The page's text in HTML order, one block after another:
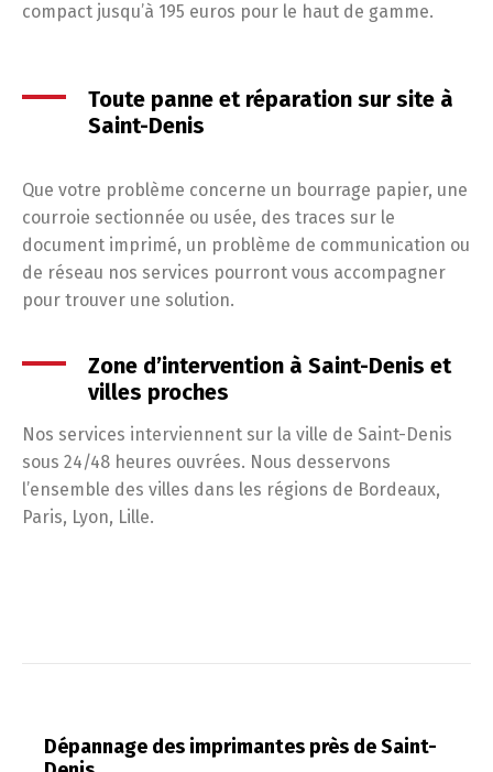
compact jusqu’à 195 euros pour le haut de gamme.
Toute panne et réparation sur site à
Saint-Denis
Que votre problème concerne un bourrage papier, une
courroie sectionnée ou usée, des traces sur le
document imprimé, un problème de communication ou
de réseau nos services pourront vous accompagner
pour trouver une solution.
Zone d’intervention à Saint-Denis et
villes proches
Nos services interviennent sur la ville de Saint-Denis
sous 24/48 heures ouvrées. Nous desservons
l’ensemble des villes dans les régions de Bordeaux,
Paris, Lyon, Lille.
Dépannage des imprimantes près de Saint-